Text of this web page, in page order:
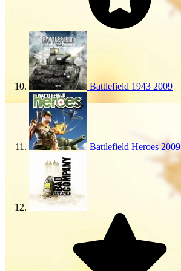
Battlefield 1943 2009
Battlefield Heroes2009